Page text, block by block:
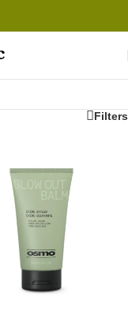
Filters